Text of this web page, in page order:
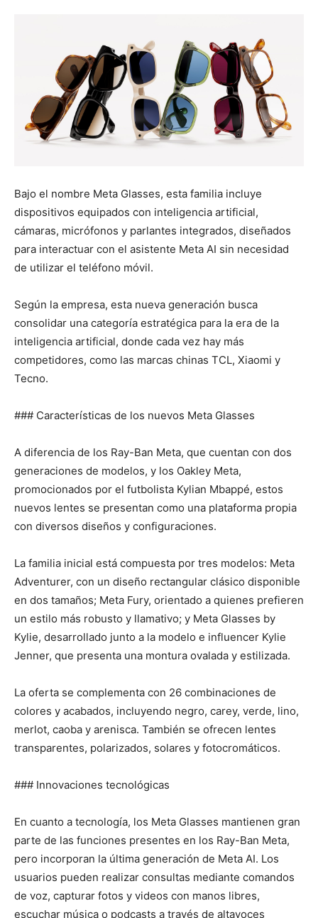
Bajo el nombre Meta Glasses, esta familia incluye
dispositivos equipados con inteligencia artificial,
cámaras, micrófonos y parlantes integrados, diseñados
para interactuar con el asistente Meta AI sin necesidad
de utilizar el teléfono móvil.
Según la empresa, esta nueva generación busca
consolidar una categoría estratégica para la era de la
inteligencia artificial, donde cada vez hay más
competidores, como las marcas chinas TCL, Xiaomi y
Tecno.
### Características de los nuevos Meta Glasses
A diferencia de los Ray-Ban Meta, que cuentan con dos
generaciones de modelos, y los Oakley Meta,
promocionados por el futbolista Kylian Mbappé, estos
nuevos lentes se presentan como una plataforma propia
con diversos diseños y configuraciones.
La familia inicial está compuesta por tres modelos: Meta
Adventurer, con un diseño rectangular clásico disponible
en dos tamaños; Meta Fury, orientado a quienes prefieren
un estilo más robusto y llamativo; y Meta Glasses by
Kylie, desarrollado junto a la modelo e influencer Kylie
Jenner, que presenta una montura ovalada y estilizada.
La oferta se complementa con 26 combinaciones de
colores y acabados, incluyendo negro, carey, verde, lino,
merlot, caoba y arenisca. También se ofrecen lentes
transparentes, polarizados, solares y fotocromáticos.
### Innovaciones tecnológicas
En cuanto a tecnología, los Meta Glasses mantienen gran
parte de las funciones presentes en los Ray-Ban Meta,
pero incorporan la última generación de Meta AI. Los
usuarios pueden realizar consultas mediante comandos
de voz, capturar fotos y videos con manos libres,
escuchar música o podcasts a través de altavoces